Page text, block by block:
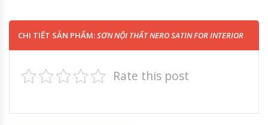
CHI TIẾT SẢN PHẨM:SƠN NỘI THẤT NERO SATIN FOR INTERIOR
Rate this post